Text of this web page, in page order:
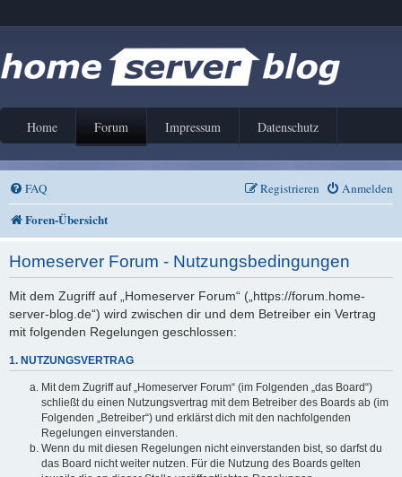
Home Forum Impressum Datenschutz
FAQ Anmelden
Registrieren
Foren-Übersicht
Homeserver Forum - Nutzungsbedingungen
Mit dem Zugriff auf „Homeserver Forum“ („https://forum.home-
server-blog.de“) wird zwischen dir und dem Betreiber ein Vertrag
mit folgenden Regelungen geschlossen:
1. NUTZUNGSVERTRAG
Mit dem Zugriff auf „Homeserver Forum“ (im Folgenden „das Board“)
schließt du einen Nutzungsvertrag mit dem Betreiber des Boards ab (im
Folgenden „Betreiber“) und erklärst dich mit den nachfolgenden
Regelungen einverstanden.
Wenn du mit diesen Regelungen nicht einverstanden bist, so darfst du
das Board nicht weiter nutzen. Für die Nutzung des Boards gelten